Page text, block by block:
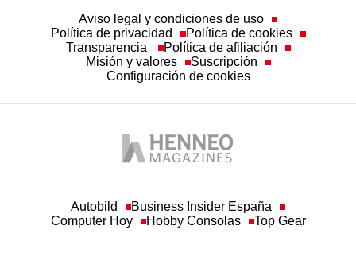
Aviso legal y condiciones de uso
Política de privacidad
Política de cookies
Transparencia
Política de afiliación
Misión y valores
Suscripción
Configuración de cookies
Autobild
Business Insider España
Computer Hoy
Hobby Consolas Top Gear